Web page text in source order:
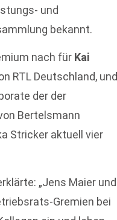
und
bekannt.
nach für Kai
RTL Deutschland, und
der der
Bertelsmann
Stricker aktuell vier
„Jens Maier und
Gremien bei